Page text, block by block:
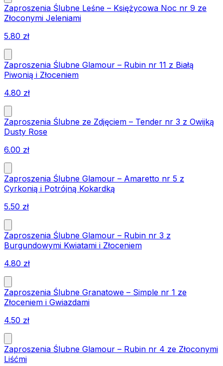
Zaproszenia Ślubne Leśne – Księżycowa Noc nr 9 ze
Złoconymi Jeleniami
5.80 zł
Zaproszenia Ślubne Glamour – Rubin nr 11 z Białą
Piwonią i Złoceniem
4.80 zł
Zaproszenia Ślubne ze Zdjęciem – Tender nr 3 z Owijką
Dusty Rose
6.00 zł
Zaproszenia Ślubne Glamour – Amaretto nr 5 z
Cyrkonią i Potrójną Kokardką
5.50 zł
Zaproszenia Ślubne Glamour – Rubin nr 3 z
Burgundowymi Kwiatami i Złoceniem
4.80 zł
Zaproszenia Ślubne Granatowe – Simple nr 1 ze
Złoceniem i Gwiazdami
4.50 zł
Zaproszenia Ślubne Glamour – Rubin nr 4 ze Złoconymi
Liśćmi